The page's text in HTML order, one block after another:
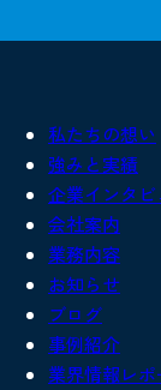
私たちの想い
強みと実績
企業インタビ
会社案内
業務内容
お知らせ
ブログ
事例紹介
業界情報レポ